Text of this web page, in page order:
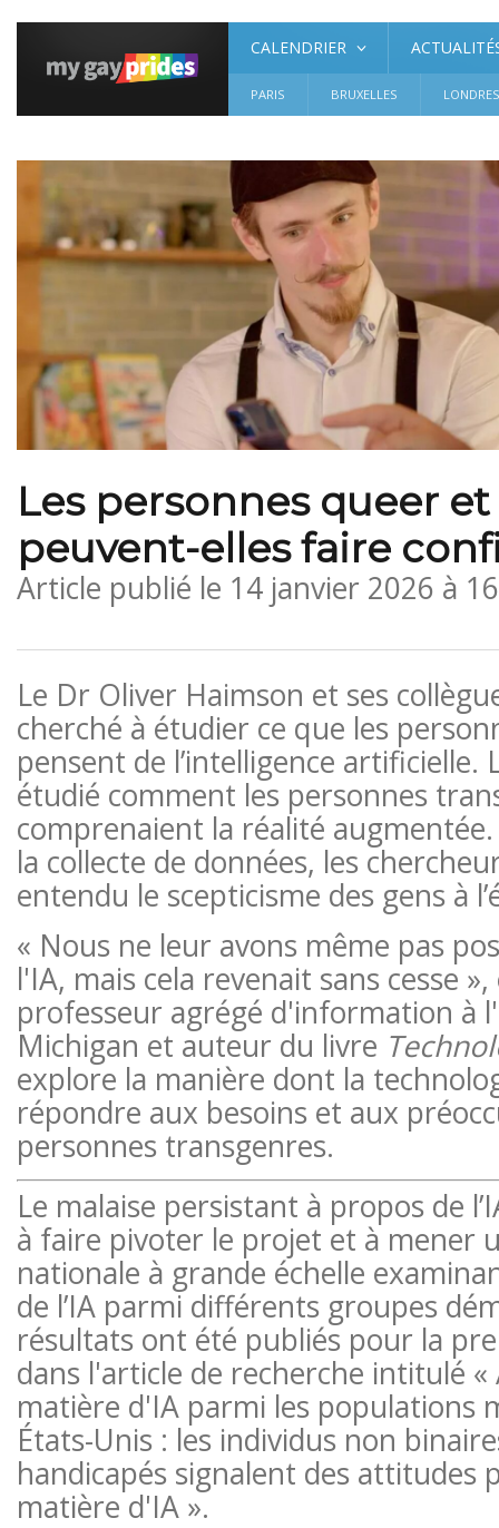
CALENDRIER
PARIS BRUXELLES LONDRES
Les personnes queer
peuvent-elles faire
Article publié le 14 janvier 2026 à
Le Dr Oliver Haimson et ses
cherché à étudier ce que les
pensent de l’intelligence artificielle.
étudié comment les personnes
comprenaient la réalité
la collecte de données, les
entendu le scepticisme des gens à
« Nous ne leur avons même pas
l'IA, mais cela revenait sans cesse
professeur agrégé d'information à
Michigan et auteur du livre
explore la manière dont la
répondre aux besoins et aux
personnes transgenres.
Le malaise persistant à propos de
à faire pivoter le projet et à mener
nationale à grande échelle
de l’IA parmi différents groupes
résultats ont été publiés pour la
dans l'article de recherche intitulé
matière d'IA parmi les populations
États-Unis : les individus non
handicapés signalent des attitudes
matière d'IA ».